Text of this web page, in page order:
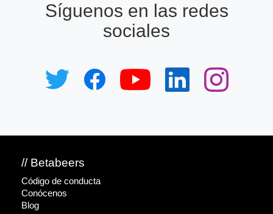
Síguenos en las redes
sociales
// Betabeers
Código de conducta
Conócenos
Blog